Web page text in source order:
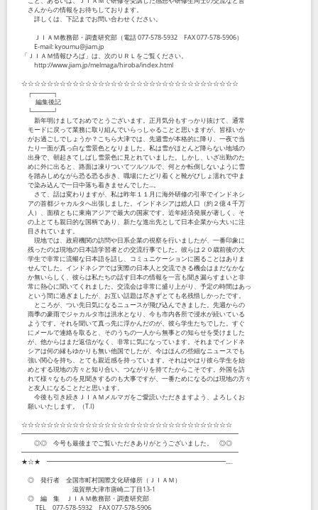
さんからの情報をお待ちしております。
詳しくは、下記までお問い合わせください。
ＪＩＡＭ教務部・調査研究部（電話 077-578-5932 FAX 077-578-5906）
E-mail: kyoumu@jiam.jp
「ＪＩＡＭ情報ひろば」は、次のＵＲＬをご覧ください。
http://www.jiam.jp/melmaga/hiroba/index.html
☆☆☆☆☆☆☆☆☆☆☆☆☆☆☆☆☆☆☆☆☆☆☆☆☆☆☆☆☆☆☆☆☆☆
┌─────┐
編集後記
└─────┘
新年明けましておめでとうございます。正月気分もすっかり抜けて、通常
モードに戻って業務に取り組んでいらっしゃることと思いますが、皆様いか
がお過ごしでしょうか？こちら大津では、先週雪が本格的に降り、一夜で当
たり一面が真っ白な雪景色となりました。私は雪がほとんど降らない地域の
出身で、朝起きてしばし雪景色に見とれていました。しかし、いざ出勤のた
めに外に出ると、路面は凍りついてツルツルで、何とか転倒しないように雪
を踏みしめながら恐る恐る歩き、職場にたどり着くと靴がびしょ濡れで中ま
で染み込んで一日中落ち着きませんでした...。
さて、話は変わりますが、私は昨年１１月に海外研修の引率でインドネシ
アの首都ジャカルタへ出張しました。インドネシアは総人口（約２億４千万
人）、面積ともに東南アジアで最大の国家です。近年経済発展が著しく、そ
の上とても親日的な国柄であり、新たな進出先として日本企業から大いに注
目されています。
現地では、政府機関の訪問や日系企業の視察を行いましたが、一番印象に
残ったのは現地の日本語学習者との交流行事でした。彼らは２０歳前後の大
学生で非常に流暢な日本語を話し、コミュニケーションに困ることはありま
せんでした。インドネシアでは実際の日本人と交流できる機会はまだなかな
か無いらしく、彼らは私たちの話す日本の情報を一言も聞き漏らすまいと非
常に熱心に聞いてくれました。交流会は非常に盛り上がり、予定の時間はあっ
という間に過ぎましたが、お互い話題は尽きずとても名残惜しかったです。
ところが、つい先日気になるニュースが飛び込んできました。先週からの
雨季の豪雨でジャカルタ市は洪水となり、今も市内各所で浸水が続いている
ようです。それを聞いて真っ先に浮かんだのが、彼ら学生たちでした。すぐ
にメールで連絡を取ると、そのうちの一人から無事との知らせを受けました
が、他からはまだ返信がなく、非常に気になっています。それまでインドネ
シアは何の縁もゆかりも無い他国でしたが、今はほんの些細なニュースでも
強い関心を持ち、とても親近感を持っています。それはやはり彼ら学生を始
めとする現地の方々と知り合い、つながりを持てたからこそです。外国を訪
れて様々なものを見聞きするのも大事ですが、一番ためになるのは現地の方々
と友人になることだと思います。
今後も引き続きＪＩＡＭメルマガをご愛読いただきますよう、よろしくお
願いいたします。（T.I)
☆☆☆☆☆☆☆☆☆☆☆☆☆☆☆☆☆☆☆☆☆☆☆☆☆☆☆☆☆☆☆☆☆
━━━━━━━━━━━━━━━━━━━━━━━━━━━━━━━━━━
◎◎ 今号も最後までご覧いただきありがとうございました。 ◎◎
━━━━━━━━━━━━━━━━━━━━━━━━━━━━━━━━━━
★☆★ ━━━━━━━━━━━━━━━━━━━━━━━━━━━━...‥
◎ 発行者 全国市町村国際文化研修所（ＪＩＡＭ）
滋賀県大津市唐崎二丁目13-1
◎ 編 集 ＪＩＡＭ教務部・調査研究部
TEL 077-578-5932 FAX 077-578-5906